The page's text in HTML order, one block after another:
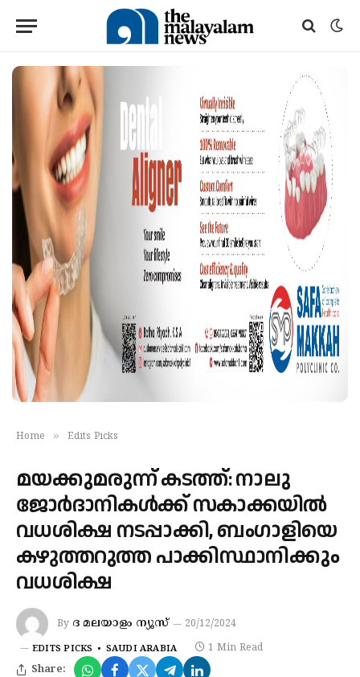
Home » Edits Picks
മയക്കുമരുന്ന് കടത്ത്: നാലു
ജോര്‍ദാനികള്‍ക്ക് സകാക്കയിൽ
വധശിക്ഷ നടപ്പാക്കി, ബംഗാളിയെ
കഴുത്തറുത്ത പാക്കിസ്ഥാനിക്കും
വധശിക്ഷ
By ദ മലയാളം ന്യൂസ് 20/12/2024
EDITS PICKS SAUDI ARABIA 1 Min Read
Share: